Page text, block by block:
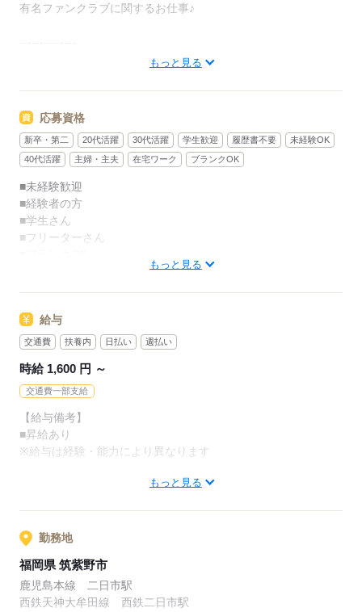
有名ファンクラブに関するお仕事♪
・入会/退会者の個人情報
・支払方法やライブ情報
・簡単なメール/チャット対応
--------------
専用端末にテンプレに沿って
入力をしていきます。スキルは不要です☆
有名な韓流アイドルや人気日本アイドルなどの
FCに関われて、推しの情報に囲まれながら
その他
・SNSの内容チェック
・アプリの動作チェック
・子供向け通信教材の問い合わせ対応
・ワクチン接種の予約受付
など
※一部問い合わせ対応をお願いする場合があります。
もっと見る
応募資格
新卒・第二 20代活躍 30代活躍 学生歓迎 履歴書不要
未経験OK
40代活躍
主婦・主夫 在宅ワーク ブランクOK
■未経験歓迎
■経験者の方
■学生さん
■フリーターさん
登録会への参加も歓迎★
＼
もっと見る
給与
交通費 扶養内 日払い 週払い
時給 1,600 円 ～
交通費一部支給
【給与備考】
■昇給あり
※給与は経験・能力により異なります
（規定あり/稼働分）
-------------
<月収例>
もっと見る
勤務地
福岡県 筑紫野市
鹿児島本線 二日市駅
西鉄天神大牟田線 西鉄二日市駅